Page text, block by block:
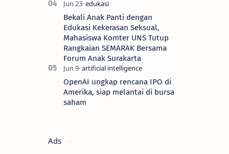
Bekali Anak Panti dengan
Edukasi Kekerasan Seksual,
Mahasiswa Komter UNS Tutup
Rangkaian SEMARAK Bersama
Forum Anak Surakarta
OpenAI ungkap rencana IPO di
Amerika, siap melantai di bursa
saham
Ads